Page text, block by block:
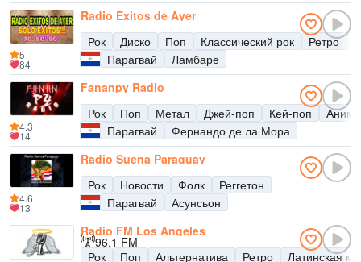
Radio Exitos de Ayer
Рок
Диско Поп Классический рок Ретро
Парагвай
Ламбаре
5
84
Fananpy Radio
Рок
Поп Метал Джей-поп Кей-поп
Аниме
Парагвай
Фернандо де ла Мора
4.3
14
Radio Suena Paraguay
Рок
Новости Фолк
Реггетон
Парагвай
Асунсьон
4.6
13
Radio FM Los Angeles
96.1 FM
Рок
Поп Альтернатива Ретро Латинская